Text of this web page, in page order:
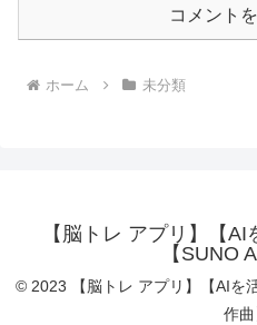
コメント
ホーム 未分類
【脳トレ アプリ】【AI
【SUNO
© 2023 【脳トレ アプリ】【AIを
作曲